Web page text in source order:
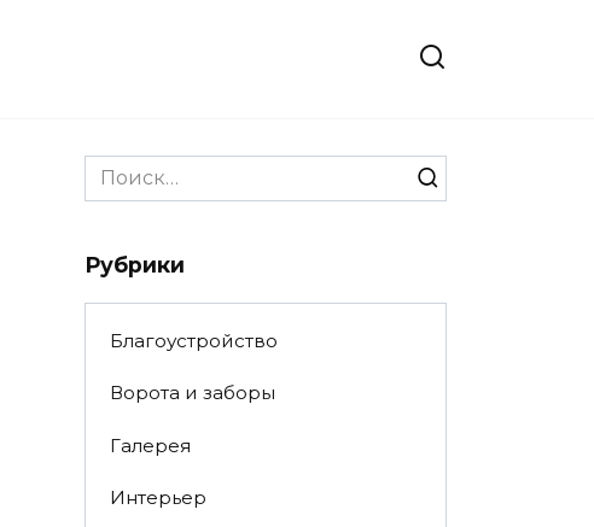
Search
for:
Рубрики
Благоустройство
Ворота и заборы
Галерея
Интерьер